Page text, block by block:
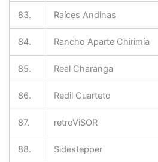
83. Raíces Andinas
84. Rancho Aparte Chirimía
85. Real Charanga
86. Redil Cuarteto
87. retroViSOR
88. Sidestepper